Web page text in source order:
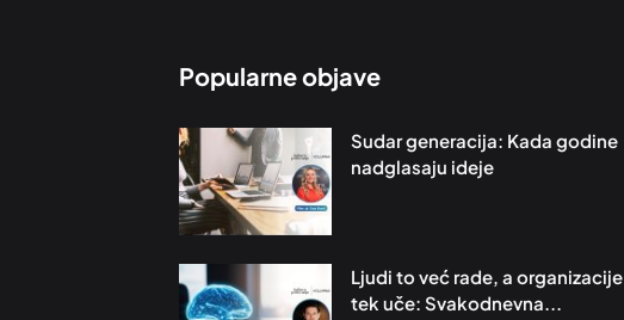
Popularne objave
Sudar generacija: Kada godine
nadglasaju ideje
Ljudi to već rade, a organizacije
tek uče: Svakodnevna...